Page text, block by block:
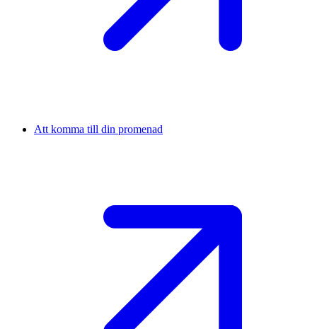
Att komma till din promenad